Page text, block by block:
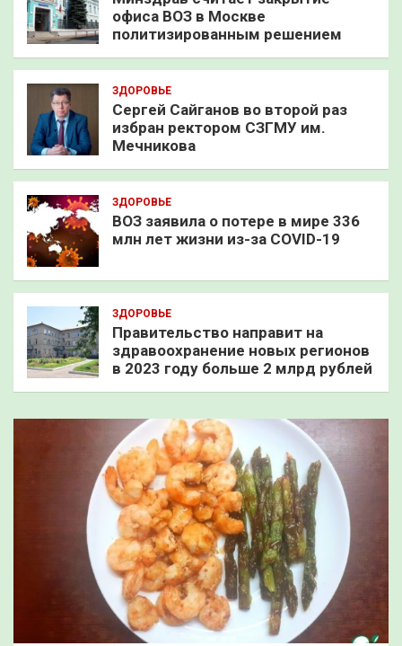
офиса ВОЗ в Москве
политизированным решением
ЗДОРОВЬЕ
Сергей Сайганов во второй раз
избран ректором СЗГМУ им.
Мечникова
ЗДОРОВЬЕ
ВОЗ заявила о потере в мире 336
млн лет жизни из-за COVID-19
ЗДОРОВЬЕ
Правительство направит на
здравоохранение новых регионов
в 2023 году больше 2 млрд рублей